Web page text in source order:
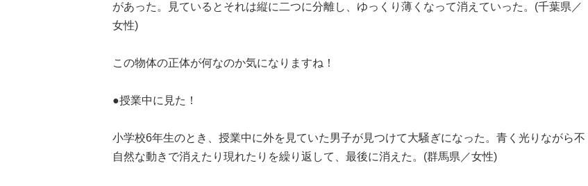
があった。見ているとそれは縦に二つに分離し、ゆっくり薄くなって消えていった。(千葉県／
女性)
この物体の正体が何なのか気になりますね！
●授業中に見た！
小学校6年生のとき、授業中に外を見ていた男子が見つけて大騒ぎになった。青く光りながら不
自然な動きで消えたり現れたりを繰り返して、最後に消えた。(群馬県／女性)